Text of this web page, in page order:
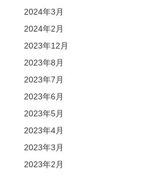
2024年3月
2024年2月
2023年12月
2023年8月
2023年7月
2023年6月
2023年5月
2023年4月
2023年3月
2023年2月